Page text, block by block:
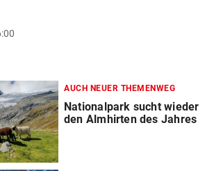
AUCH NEUER THEMENWEG
Nationalpark sucht wieder
den Almhirten des Jahres